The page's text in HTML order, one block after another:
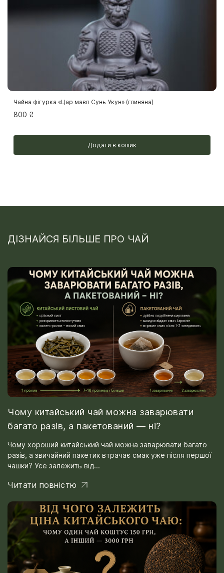
Чайна фігурка «Цар мавп Сунь Укун» (глиняна)
800 ₴
Додати в кошик
ДІЗНАЙСЯ БІЛЬШЕ ПРО ЧАЙ
Чому китайський чай можна заварювати
багато разів, а пакетований — ні?
Чому хороший китайський чай можна заварювати багато
разів, а звичайний пакетик втрачає смак уже після першої
чашки? Усе залежить від...
Читати повністю